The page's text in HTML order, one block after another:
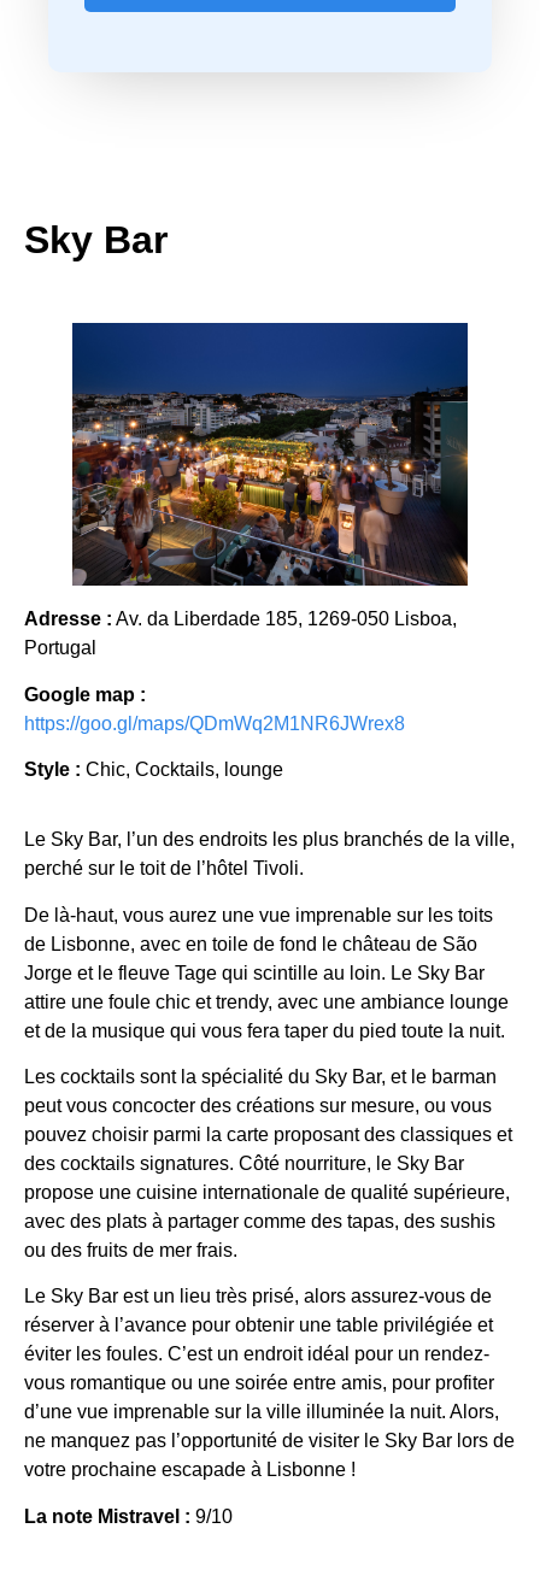
Sky Bar
Adresse : Av. da Liberdade 185, 1269-050 Lisboa,
Portugal
Google map :
https://goo.gl/maps/QDmWq2M1NR6JWrex8
Style : Chic, Cocktails, lounge
Le Sky Bar, l’un des endroits les plus branchés de la ville,
perché sur le toit de l’hôtel Tivoli.
De là-haut, vous aurez une vue imprenable sur les toits
de Lisbonne, avec en toile de fond le château de São
Jorge et le fleuve Tage qui scintille au loin. Le Sky Bar
attire une foule chic et trendy, avec une ambiance lounge
et de la musique qui vous fera taper du pied toute la nuit.
Les cocktails sont la spécialité du Sky Bar, et le barman
peut vous concocter des créations sur mesure, ou vous
pouvez choisir parmi la carte proposant des classiques et
des cocktails signatures. Côté nourriture, le Sky Bar
propose une cuisine internationale de qualité supérieure,
avec des plats à partager comme des tapas, des sushis
ou des fruits de mer frais.
Le Sky Bar est un lieu très prisé, alors assurez-vous de
réserver à l’avance pour obtenir une table privilégiée et
éviter les foules. C’est un endroit idéal pour un rendez-
vous romantique ou une soirée entre amis, pour profiter
d’une vue imprenable sur la ville illuminée la nuit. Alors,
ne manquez pas l’opportunité de visiter le Sky Bar lors de
votre prochaine escapade à Lisbonne !
La note Mistravel : 9/10